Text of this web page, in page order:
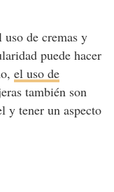
uso de cremas y
puede hacer
el uso de
también son
y tener un aspecto